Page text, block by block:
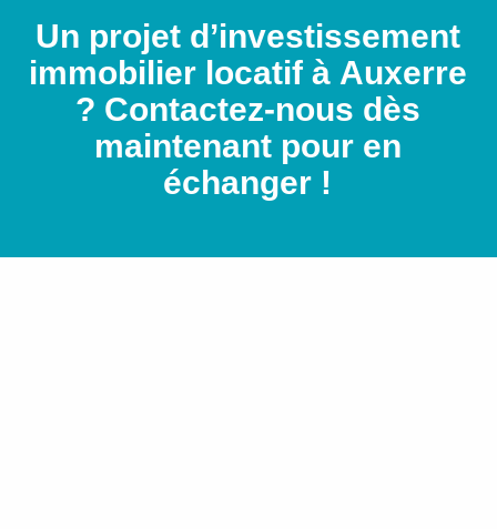
Un projet d’investissement
immobilier locatif à Auxerre
? Contactez-nous dès
maintenant pour en
échanger !